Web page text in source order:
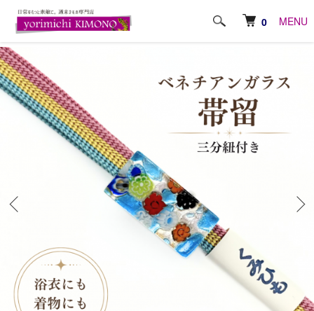
0 MENU
ホーム おしゃれ小物 帯〆・三分紐